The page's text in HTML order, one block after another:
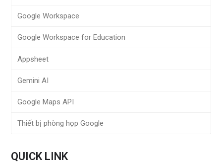
Google Workspace
Google Workspace for Education
Appsheet
Gemini AI
Google Maps API
Thiết bị phòng họp Google
QUICK LINK